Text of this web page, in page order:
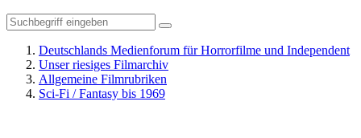
Deutschlands Medienforum für Horrorfilme und Independent
Unser riesiges Filmarchiv
Allgemeine Filmrubriken
Sci-Fi / Fantasy bis 1969